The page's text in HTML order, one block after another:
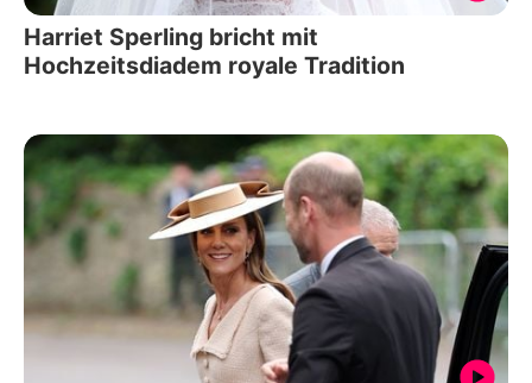
Harriet Sperling bricht mit
Hochzeitsdiadem royale Tradition